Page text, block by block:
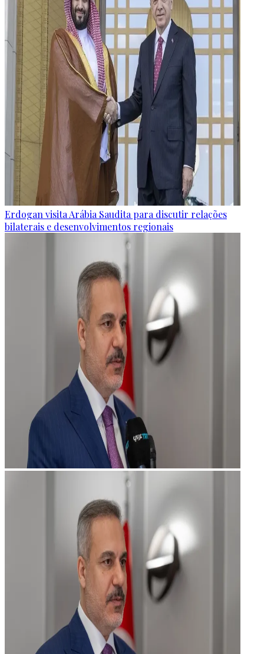
Erdogan visita Arábia Saudita para discutir relações
bilaterais e desenvolvimentos regionais